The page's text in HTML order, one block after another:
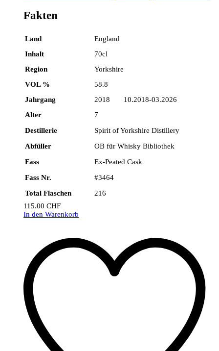
Fakten
Land
England
Inhalt
70cl
Region
Yorkshire
VOL %
58.8
Jahrgang
2018 10.2018-03.2026
Alter
7
Destillerie
Spirit of Yorkshire Distillery
Abfüller
OB für Whisky Bibliothek
Fass
Ex-Peated Cask
Fass Nr.
#3464
Total Flaschen
216
115.00 CHF
In den Warenkorb